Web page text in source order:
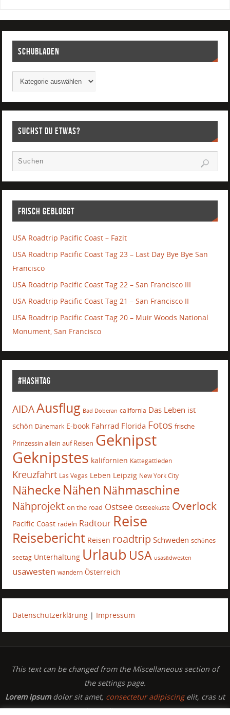
Schubladen
Suchst Du etwas?
Frisch gebloggt
USA Roadtrip Pacific Coast – Fazit
USA Roadtrip Pacific Coast Tag 23 – Last Day Bye Bye San
Francisco
USA Roadtrip Pacific Coast Tag 22 – San Francisco III
USA Roadtrip Pacific Coast Tag 21 – San Francisco II
USA Roadtrip Pacific Coast Tag 20 – Muir Woods National
Monument, San Francisco
#Hashtag
AIDAAusflug Bad Doberan california Das Leben ist
schön Dänemark E-book Fahrrad Florida Fotos frische
Prinzessin allein auf Reisen Geknipst
Geknipstes kalifornien Kattegattleden
Kreuzfahrt Las Vegas Leben Leipzig New York City
NäheckeNähen Nähmaschine
Nähprojekt on the road Ostsee Ostseeküste Overlock
Pacific Coast radeln Radtour Reise
Reisebericht Reisen roadtrip Schweden schönes
seetag Unterhaltung Urlaub USA usasüdwesten
usawesten wandern Österreich
Datenschutzerklärung | Impressum
This text can be changed from the Miscellaneous section of
the settings page.
Lorem ipsumdolor sit amet, consectetur adipiscingelit, cras ut
imperdiet augue.